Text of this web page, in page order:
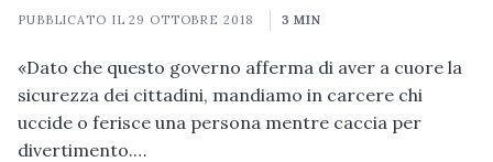
PUBBLICATO IL29 OTTOBRE 2018 3 MIN
«Dato che questo governo afferma di aver a cuore la
sicurezza dei cittadini, mandiamo in carcere chi
uccide o ferisce una persona mentre caccia per
divertimento.…